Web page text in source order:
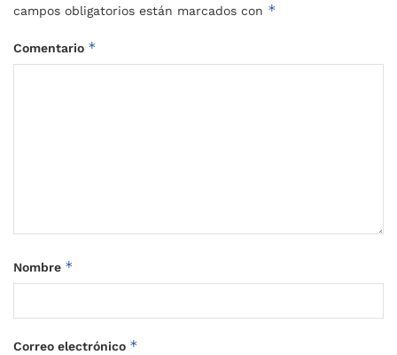
campos obligatorios están marcados con *
Comentario *
Nombre *
Correo electrónico *